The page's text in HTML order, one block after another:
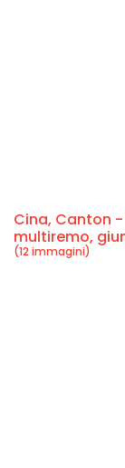
Cina, Canton -
multiremo,
(12 immagini)